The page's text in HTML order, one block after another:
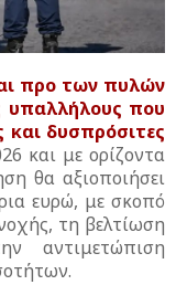
προ των πυλών
υπαλλήλους που
δυσπρόσιτες
και με ορίζοντα
θα αξιοποιήσει
ευρώ, με σκοπό
τη βελτίωση
αντιμετώπιση